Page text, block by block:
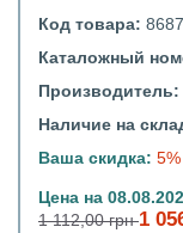
Код товара: 8687
Каталожный
Производитель:
Наличие на
Ваша скидка: 5%
Цена на
1 112,00 грн1